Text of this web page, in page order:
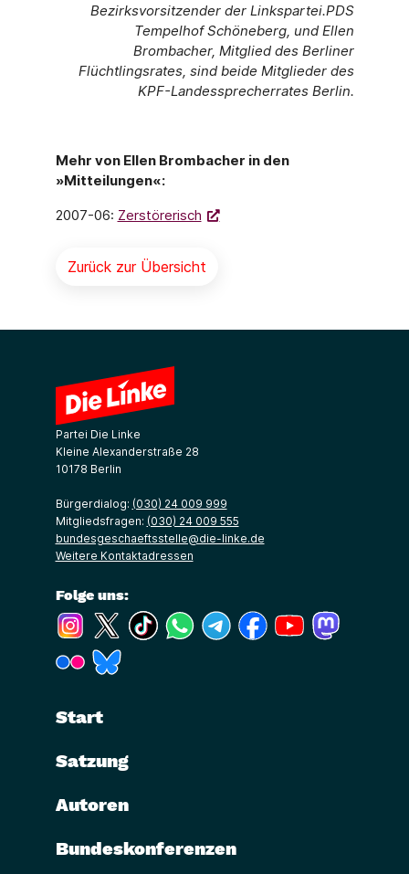
Bezirksvorsitzender der Linkspartei.PDS
Tempelhof Schöneberg, und Ellen
Brombacher, Mitglied des Berliner
Flüchtlingsrates, sind beide Mitglieder des
KPF-Landessprecherrates Berlin.
Mehr von Ellen Brombacher in den
»Mitteilungen«:
2007-06: Zerstörerisch
Zurück zur Übersicht
Partei Die Linke
Kleine Alexanderstraße 28
10178 Berlin
Bürgerdialog: (030) 24 009 999
Mitgliedsfragen: (030) 24 009 555
bundesgeschaeftsstelle@die-linke.de
Weitere Kontaktadressen
Folge uns:
(Link öffnet ein neues Fenster)
(Link öffnet ein neues Fenster)
(Link öffnet ein neues Fenster)
(Link öffnet ein neues Fenster)
(Link öffnet ein neues Fenster)
(Link öffnet ein neues
(Link öffnet ein
(Link öffnet ein neues Fenster)
Start
Satzung
Autoren
Bundeskonferenzen